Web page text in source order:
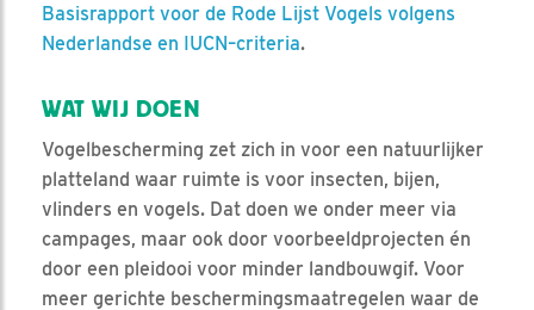
Basisrapport voor de Rode Lijst Vogels volgens
Nederlandse en IUCN–criteria.
WAT WIJ DOEN
Vogelbescherming zet zich in voor een natuurlijker
platteland waar ruimte is voor insecten, bijen,
vlinders en vogels. Dat doen we onder meer via
campages, maar ook door voorbeeldprojecten én
door een pleidooi voor minder landbouwgif. Voor
meer gerichte beschermingsmaatregelen waar de